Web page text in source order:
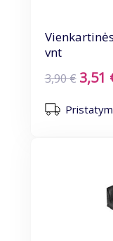
vnt
3,90 € 3,51